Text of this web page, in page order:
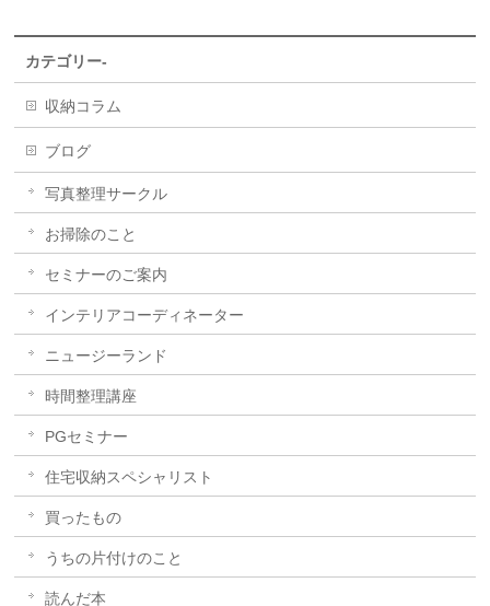
カテゴリー-
収納コラム
ブログ
写真整理サークル
お掃除のこと
セミナーのご案内
インテリアコーディネーター
ニュージーランド
時間整理講座
PGセミナー
住宅収納スペシャリスト
買ったもの
うちの片付けのこと
読んだ本